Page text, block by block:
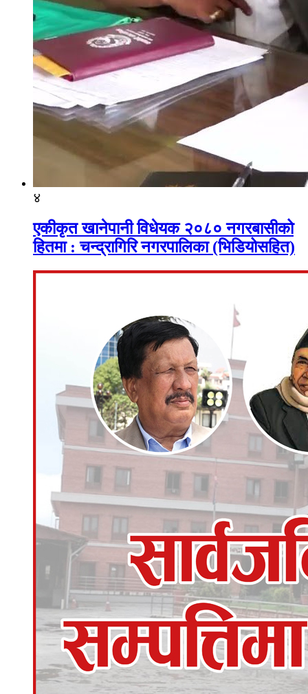
४
एकीकृत खानेपानी विधेयक २०८० नगरबासीको
हितमा : चन्द्रागिरि नगरपालिका (भिडियोसहित)